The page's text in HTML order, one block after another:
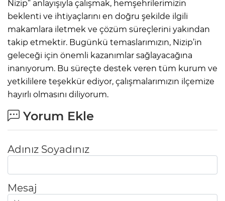
Nizip” anlayışıyla çalışmak, hemşehrilerimizin
beklenti ve ihtiyaçlarını en doğru şekilde ilgili
makamlara iletmek ve çözüm süreçlerini yakından
takip etmektir. Bugünkü temaslarımızın, Nizip’in
geleceği için önemli kazanımlar sağlayacağına
inanıyorum. Bu süreçte destek veren tüm kurum ve
yetkililere teşekkür ediyor, çalışmalarımızın ilçemize
hayırlı olmasını diliyorum.
Yorum Ekle
Adınız Soyadınız
Mesaj